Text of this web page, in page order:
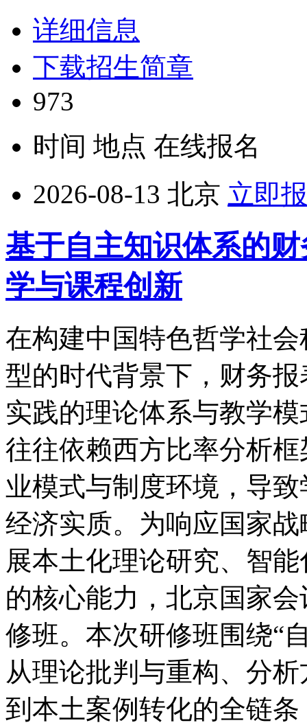
详细信息
下载招生简章
973
时间 地点 在线报名
2026-08-13 北京 立即
基于自主知识体系的
学与课程创新
在构建中国特色哲学社
型的时代背景下，财务
实践的理论体系与教学
往往依赖西方比率分析
业模式与制度环境，导
经济实质。为响应国家
展本土化理论研究、智
的核心能力，北京国家
修班。本次研修班围绕“
从理论批判与重构、分
到本土案例转化的全链